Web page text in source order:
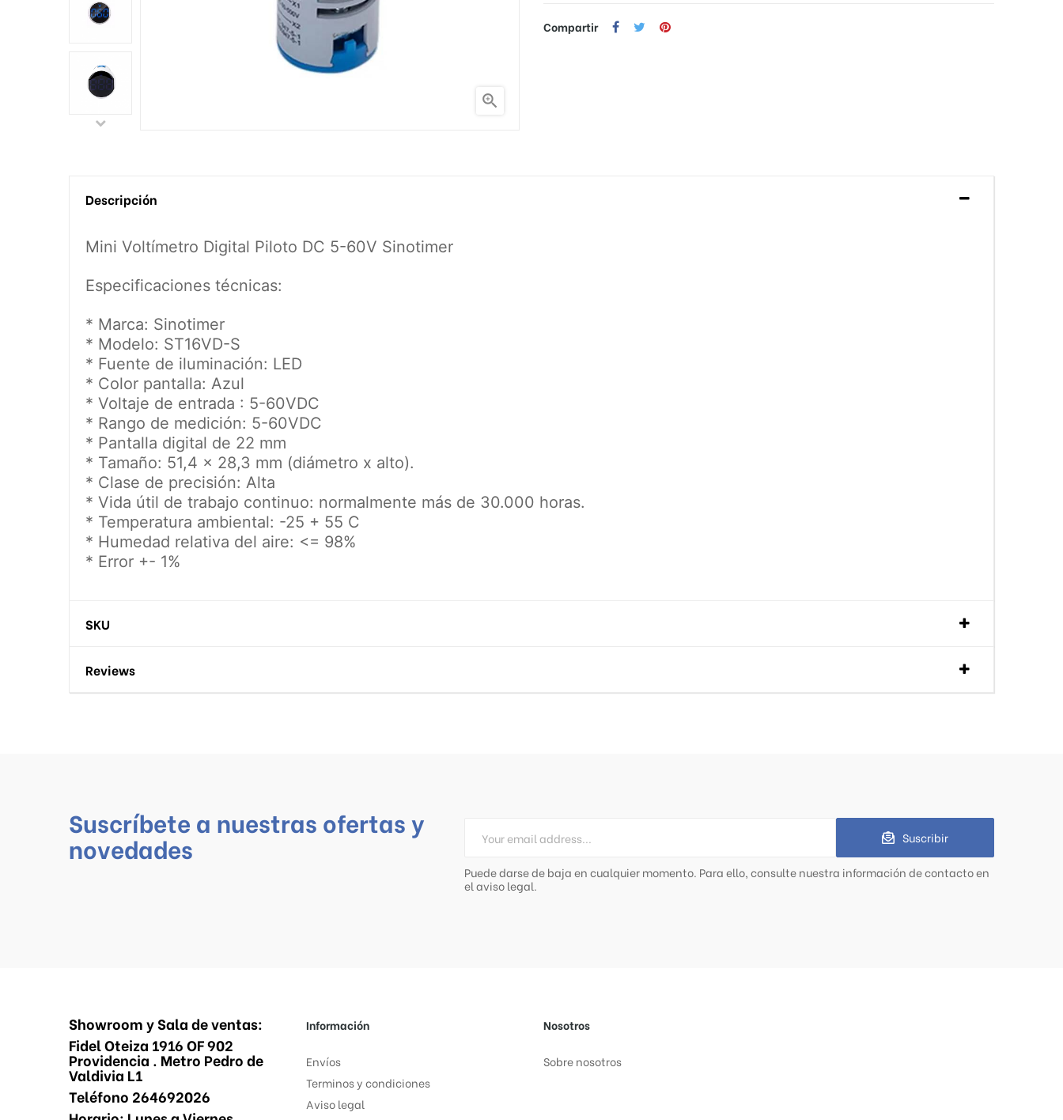

Compartir
Descripción
Mini Voltímetro Digital Piloto DC 5-60V Sinotimer
Especificaciones técnicas:
* Marca: Sinotimer
* Modelo: ST16VD-S
* Fuente de iluminación: LED
* Color pantalla: Azul
* Voltaje de entrada : 5-60VDC
* Rango de medición: 5-60VDC
* Pantalla digital de 22 mm
* Tamaño: 51,4 x 28,3 mm (diámetro x alto).
* Clase de precisión: Alta
* Vida útil de trabajo continuo: normalmente más de 30.000 horas.
* Temperatura ambiental: -25 + 55 C
* Humedad relativa del aire: <= 98%
* Error +- 1%
SKU
Reviews
Suscríbete a nuestras ofertas y
novedades Suscribir
Puede darse de baja en cualquier momento. Para ello, consulte nuestra información de contacto en
el aviso legal.
Showroom y Sala de ventas:
Fidel Oteiza 1916 OF 902
Providencia . Metro Pedro de
Valdivia L1
Teléfono 264692026
Información
Envíos
Terminos y condiciones
Aviso legal
Nosotros
Sobre nosotros